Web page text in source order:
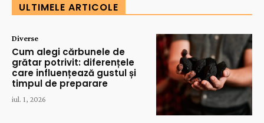
ULTIMELE ARTICOLE
Diverse
Cum alegi cărbunele de
grătar potrivit: diferențele
care influențează gustul și
timpul de preparare
iul. 1, 2026